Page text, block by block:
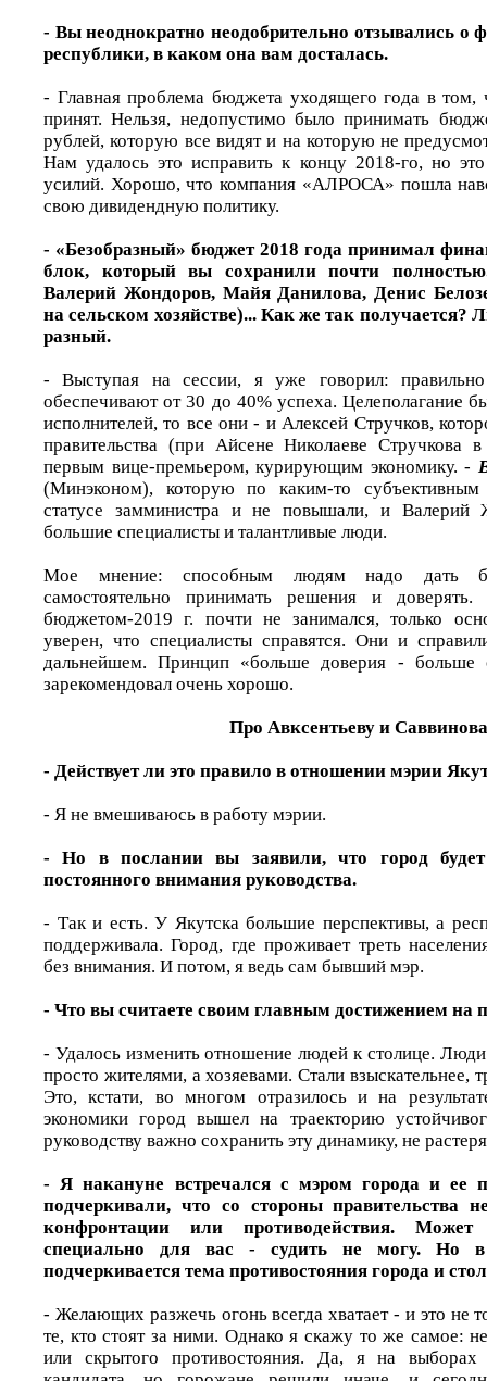
- Вы неоднократно неодобрительно отзывались о
республики, в каком она вам досталась.
- Главная проблема бюджета уходящего года в том,
принят. Нельзя, недопустимо было принимать
рублей, которую все видят и на которую не
Нам удалось это исправить к концу 2018-го, но
усилий. Хорошо, что компания «АЛРОСА» пошла
свою дивидендную политику.
- «Безобразный» бюджет 2018 года принимал
блок, который вы сохранили почти
Валерий Жондоров, Майя Данилова, Денис
на сельском хозяйстве)... Как же так получается?
разный.
- Выступая на сессии, я уже говорил: правильно
обеспечивают от 30 до 40% успеха. Целеполагание
исполнителей, то все они - и Алексей Стручков,
правительства (при Айсене Николаеве Стручкова
первым вице-премьером, курирующим экономику. -
(Минэконом), которую по каким-то
статусе замминистра и не повышали, и
большие специалисты и талантливые люди.
Мое мнение: способным людям надо дать
самостоятельно принимать решения и
бюджетом-2019 г. почти не занимался, только
уверен, что специалисты справятся. Они и
дальнейшем. Принцип «больше доверия - больше
зарекомендовал очень хорошо.
Про Авксентьеву и Саввинова
- Действует ли это правило в отношении мэрии
- Я не вмешиваюсь в работу мэрии.
- Но в послании вы заявили, что город будет
постоянного внимания руководства.
- Так и есть. У Якутска большие перспективы, а
поддерживала. Город, где проживает треть
без внимания. И потом, я ведь сам бывший мэр.
- Что вы считаете своим главным достижением на
- Удалось изменить отношение людей к столице. Люди
просто жителями, а хозяевами. Стали взыскательнее,
Это, кстати, во многом отразилось и на
экономики город вышел на траекторию
руководству важно сохранить эту динамику, не
- Я накануне встречался с мэром города и ее
подчеркивали, что со стороны правительства
конфронтации или противодействия.
специально для вас - судить не могу. Но
подчеркивается тема противостояния города и
- Желающих разжечь огонь всегда хватает - и это не
те, кто стоят за ними. Однако я скажу то же самое:
или скрытого противостояния. Да, я на выборах